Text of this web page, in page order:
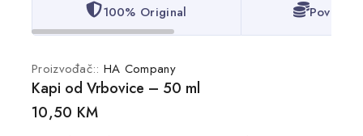
100% Original
Proizvođač:: HA Company
Kapi od Vrbovice – 50 ml
10,50 KM
13 proizvoda prodano u zadnjih 20 sat